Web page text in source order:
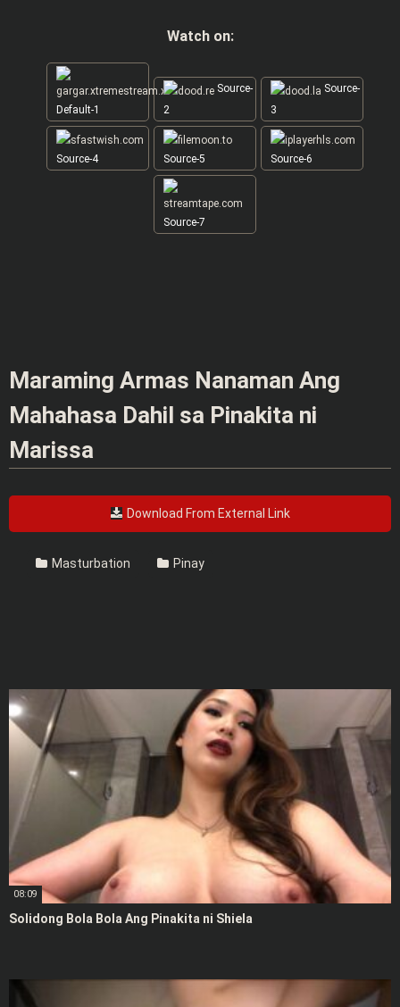
Watch on:
Default-1
Source-
2
Source-
3
Source-4 Source-5 Source-6
Source-7
Maraming Armas Nanaman Ang
Mahahasa Dahil sa Pinakita ni
Marissa
Download From External Link
Masturbation Pinay
08:09
Solidong Bola Bola Ang Pinakita ni Shiela